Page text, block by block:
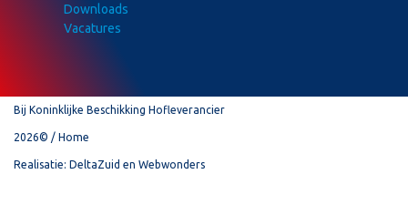
Downloads
Vacatures
Bij Koninklijke Beschikking Hofleverancier
2026© Home
Realisatie: DeltaZuid en Webwonders